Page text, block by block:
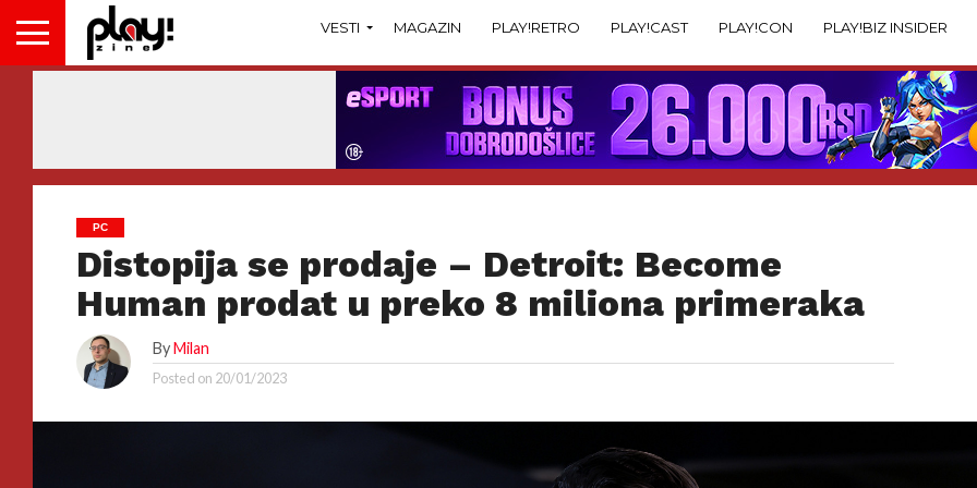
VESTI MAGAZIN PLAY!RETRO PLAY!CAST PLAY!CON PLAY!BIZ INSIDER
PC
Distopija se prodaje – Detroit: Become
Human prodat u preko 8 miliona primeraka
By Milan
Posted on 20/01/2023